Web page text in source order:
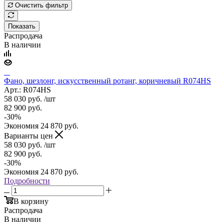
Очистить фильтр
Показать
Распродача
В наличии
Фано, шезлонг, искусственный ротанг, коричневый R074HS
Арт.: R074HS
58 030 руб. /шт
82 900 руб.
-30%
Экономия 24 870 руб.
Варианты цен
58 030 руб. /шт
82 900 руб.
-30%
Экономия 24 870 руб.
Подробности
В корзину
Распродача
В наличии